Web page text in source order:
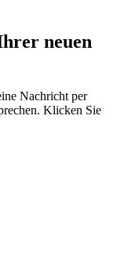
neuen
Nachricht per
Klicken Sie